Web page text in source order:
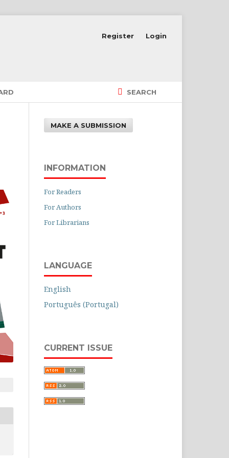
SEARCH
Register Login
MAKE A SUBMISSION
INFORMATION
For Readers
For Authors
For Librarians
LANGUAGE
English
Português (Portugal)
CURRENT ISSUE